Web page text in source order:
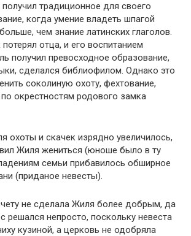
традиционное для своего
когда умение владеть шпагой
чем знание латинских глаголов.
отца, и его воспитанием
получил превосходное образование,
сделался библиофилом. Однако это
соколиную охоту, фехтование,
окрестностям родового замка
охоты и скачек изрядно увеличилось,
Жиля жениться (юноше было в ту
семьи прибавилось обширное
(приданое невесты).
не сделала Жиля более добрым, да
решался непросто, поскольку невеста
кузиной, а церковь не одобряла